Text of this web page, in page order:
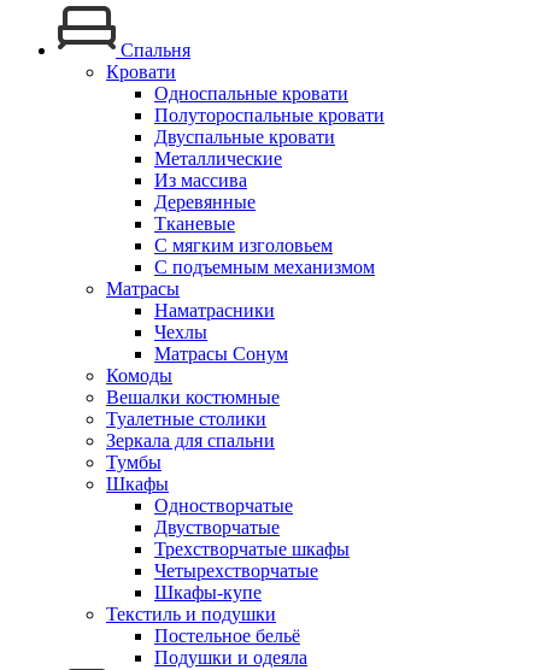
Спальня
Кровати
Односпальные кровати
Полутороспальные кровати
Двуспальные кровати
Металлические
Из массива
Деревянные
Тканевые
С мягким изголовьем
С подъемным механизмом
Матрасы
Наматрасники
Чехлы
Матрасы Сонум
Комоды
Вешалки костюмные
Туалетные столики
Зеркала для спальни
Тумбы
Шкафы
Одностворчатые
Двустворчатые
Трехстворчатые шкафы
Четырехстворчатые
Шкафы-купе
Текстиль и подушки
Постельное бельё
Подушки и одеяла